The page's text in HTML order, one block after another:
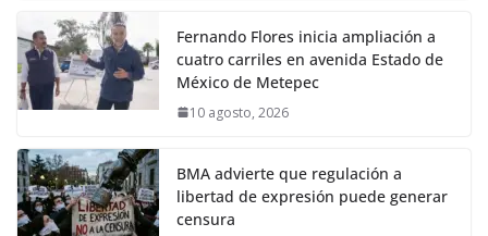
Fernando Flores inicia ampliación a
cuatro carriles en avenida Estado de
México de Metepec
10 agosto, 2026
BMA advierte que regulación a
libertad de expresión puede generar
censura